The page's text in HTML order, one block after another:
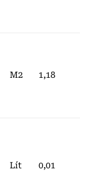
M2 1,18
Lít 0,01